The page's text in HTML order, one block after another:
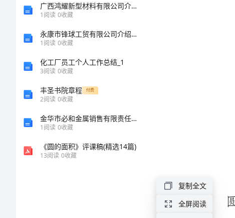
广西鸿耀新型材料有限公司介绍企业发展分析报告
1阅读 0收藏
永康市锋球工贸有限公司介绍企业发展分析报告
1阅读 0收藏
化工厂员工个人工作总结_1
3阅读 0收藏
丰圣书院章程 付费
2阅读 0收藏
金华市必和金属销售有限责任公司介绍企业发展分析报告
1阅读 0收藏
《圆的面积》评课稿(精选14篇)
13阅读 0收藏
复制全文
全屏阅读